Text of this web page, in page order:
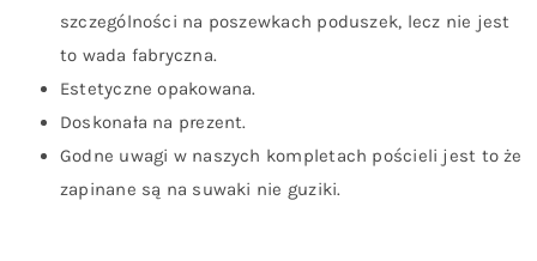
szczególności na poszewkach poduszek, lecz nie jest
to wada fabryczna.
Estetyczne opakowana.
Doskonała na prezent.
Godne uwagi w naszych kompletach pościeli jest to że
zapinane są na suwaki nie guziki.